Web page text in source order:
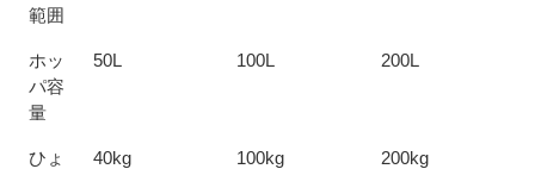
範囲
ホッ
パ容
量
50L 100L 200L
ひょ
40kg 100kg 200kg